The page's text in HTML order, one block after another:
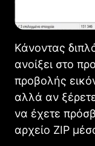
Κάνοντας
ανοίξει στο
προβολής
αλλά αν
να έχετε
αρχείο ZIP